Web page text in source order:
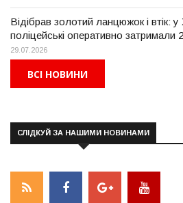
Відібрав золотий ланцюжок і втік:
поліцейські оперативно затримали
29.07.2026
ВСІ НОВИНИ
СЛІДКУЙ ЗА НАШИМИ НОВИНАМИ